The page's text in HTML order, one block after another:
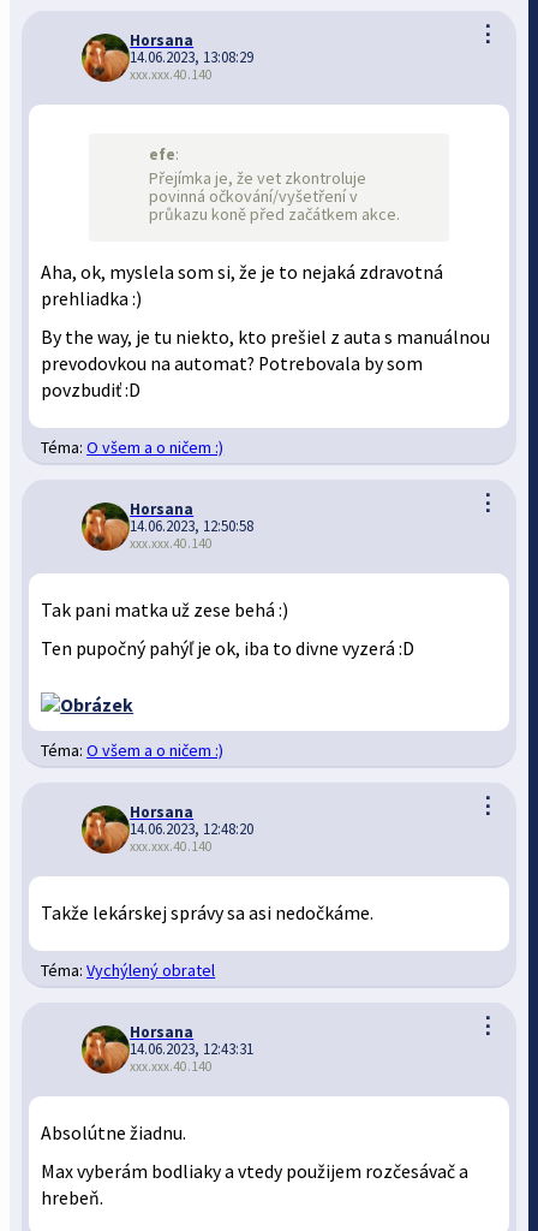
⋮
Horsana
14.06.2023, 13:08:29
xxx.xxx.40.140
efe:
Přejímka je, že vet zkontroluje
povinná očkování/vyšetření v
průkazu koně před začátkem akce.
Aha, ok, myslela som si, že je to nejaká zdravotná
prehliadka :)
By the way, je tu niekto, kto prešiel z auta s manuálnou
prevodovkou na automat? Potrebovala by som
povzbudiť :D
Téma:O všem a o ničem :)
⋮
Horsana
14.06.2023, 12:50:58
xxx.xxx.40.140
Tak pani matka už zese behá :)
Ten pupočný pahýľ je ok, iba to divne vyzerá :D
Téma:O všem a o ničem :)
⋮
Horsana
14.06.2023, 12:48:20
xxx.xxx.40.140
Takže lekárskej správy sa asi nedočkáme.
Téma:Vychýlený obratel
⋮
Horsana
14.06.2023, 12:43:31
xxx.xxx.40.140
Absolútne žiadnu.
Max vyberám bodliaky a vtedy použijem rozčesávač a
hrebeň.